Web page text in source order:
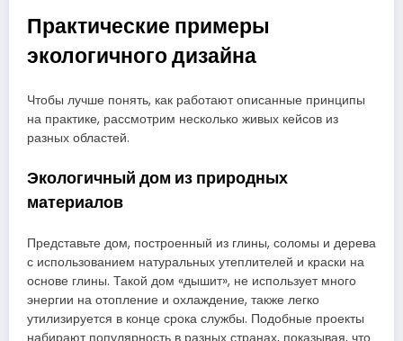
Практические примеры
экологичного дизайна
Чтобы лучше понять, как работают описанные принципы
на практике, рассмотрим несколько живых кейсов из
разных областей.
Экологичный дом из природных
материалов
Представьте дом, построенный из глины, соломы и дерева
с использованием натуральных утеплителей и краски на
основе глины. Такой дом «дышит», не использует много
энергии на отопление и охлаждение, также легко
утилизируется в конце срока службы. Подобные проекты